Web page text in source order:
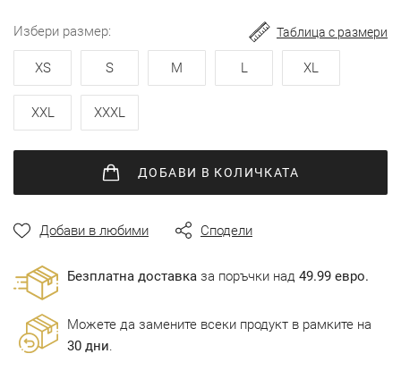
избери размер
XS S M L XL
XXL XXXL
Таблица с размери
ДОБАВИ В КОЛИЧКАТА
Добави в любими Сподели
Безплатна доставка за поръчки над 49.99 евро.
Можете да замените всеки продукт в рамките на
30 дни.